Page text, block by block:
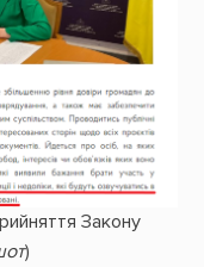
Закону
)